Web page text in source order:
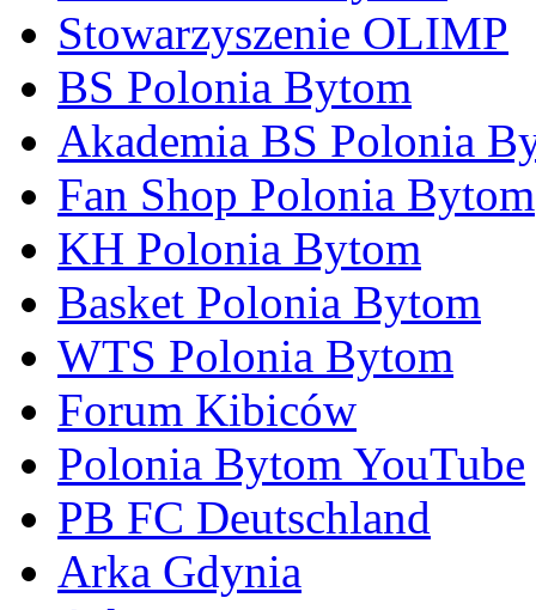
Stowarzyszenie OLIMP
BS Polonia Bytom
Akademia BS Polonia
Fan Shop Polonia Bytom
KH Polonia Bytom
Basket Polonia Bytom
WTS Polonia Bytom
Forum Kibiców
Polonia Bytom YouTube
PB FC Deutschland
Arka Gdynia